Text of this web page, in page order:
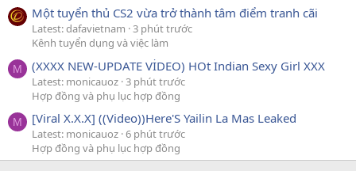
Một tuyển thủ CS2 vừa trở thành tâm điểm tranh cãi
Latest: dafavietnam 3 phút trước
Kênh tuyển dụng và việc làm
M (XXXX NEW-UPDATE VİDEO) HOt Indian Sexy Girl XXX
Latest: monicauoz 3 phút trước
Hợp đồng và phụ lục hợp đồng
M [Viral X.X.X] ((Video))Here'S Yailin La Mas Leaked
Latest: monicauoz 6 phút trước
Hợp đồng và phụ lục hợp đồng